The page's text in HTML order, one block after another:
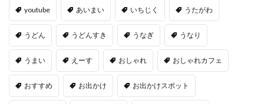
youtube あいまい いちじく うたがわ
うどん うどんすき うなぎ うなり
うまい えーす おしゃれ おしゃれカフェ
おすすめ お出かけ お出かけスポット